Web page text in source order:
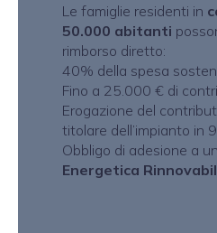
Le famiglie residenti in
50.000 abitanti
rimborso diretto:
40% della spesa
Fino a 25.000 € di
Erogazione del
titolare dell’impianto in
Obbligo di adesione a
Energetica